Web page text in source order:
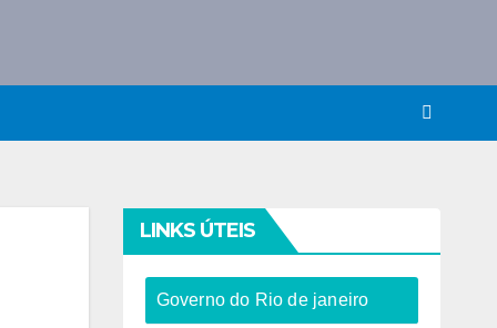
LINKS ÚTEIS
Governo do Rio de janeiro​